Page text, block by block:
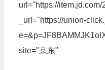
url="https://
_url="https://union-
site="京东"